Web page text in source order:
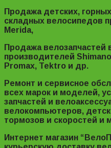
Продажа детских,
складных велосипедов
Merida,
Продажа
производителей
Promax, Tektro и др.
Ремонт и сервисное
всех марок и моделей,
запчастей и
велокомпьютеров,
тормозов и скоростей и
Интернет магазин